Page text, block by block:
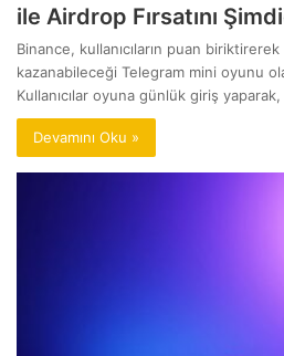
ile Airdrop Fırsatını
Binance, kullanıcıların puan
kazanabileceği Telegram mini oyunu
Kullanıcılar oyuna günlük giriş yaparak,
Devamını Oku »